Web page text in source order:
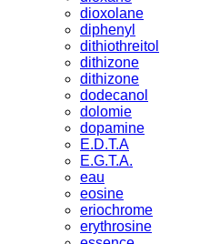
dioxolane
diphenyl
dithiothreitol
dithizone
dithizone
dodecanol
dolomie
dopamine
E.D.T.A
E.G.T.A.
eau
eosine
eriochrome
erythrosine